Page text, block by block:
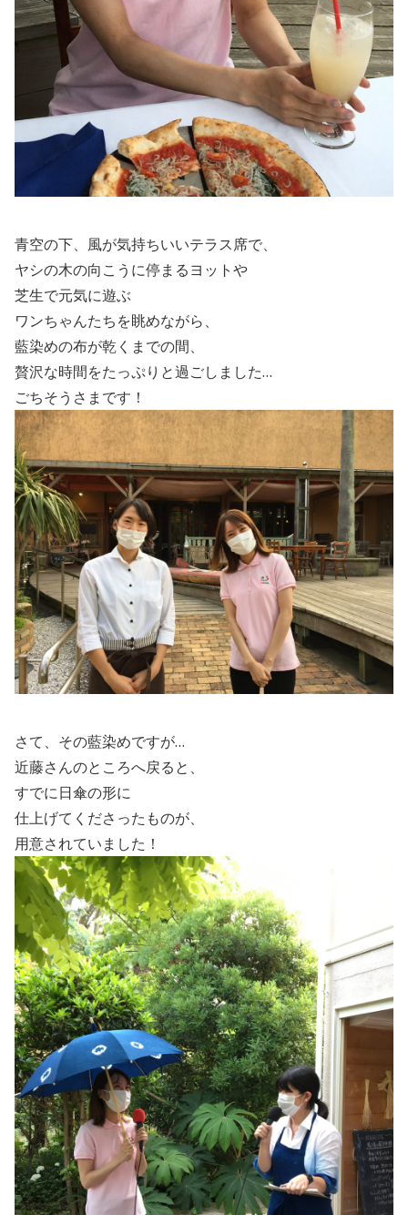
青空の下、風が気持ちいいテラス席で、
ヤシの木の向こうに停まるヨットや
芝生で元気に遊ぶ
ワンちゃんたちを眺めながら、
藍染めの布が乾くまでの間、
贅沢な時間をたっぷりと過ごしました…
ごちそうさまです！
さて、その藍染めですが…
近藤さんのところへ戻ると、
すでに日傘の形に
仕上げてくださったものが、
用意されていました！